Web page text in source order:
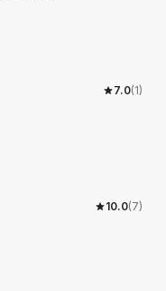
7.0(1)
10.0(7)